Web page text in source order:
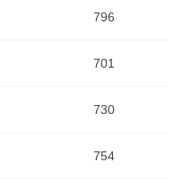
796
701
730
754